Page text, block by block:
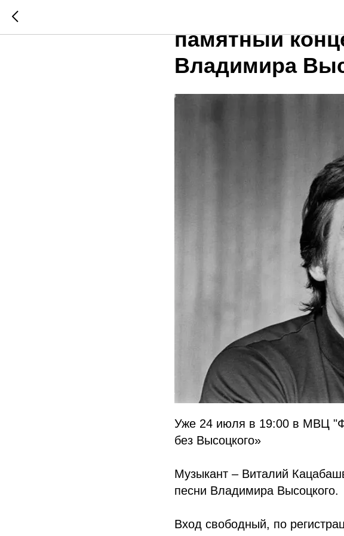
24 июля в МВЦ
памятный
Владимира
Уже 24 июля в 19:00 в МВЦ
без Высоцкого»
Музыкант – Виталий
песни Владимира Высоцкого.
Вход свободный, по